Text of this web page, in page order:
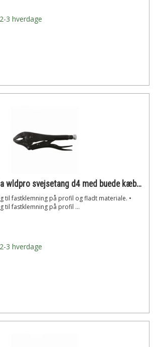
3 hverdage
Diesella Diesella wldpro svejsetang d4 med buede kæber (230mm / 9)"
til fastklemning på profil og fladt materiale. •
til fastklemning på profil ...
3 hverdage